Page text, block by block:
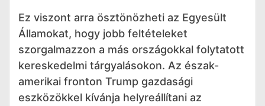
Ez viszont arra ösztönözheti az Egyesült
Államokat, hogy jobb feltételeket
szorgalmazzon a más országokkal folytatott
kereskedelmi tárgyalásokon. Az észak-
amerikai fronton Trump gazdasági
eszközökkel kívánja helyreállítani az